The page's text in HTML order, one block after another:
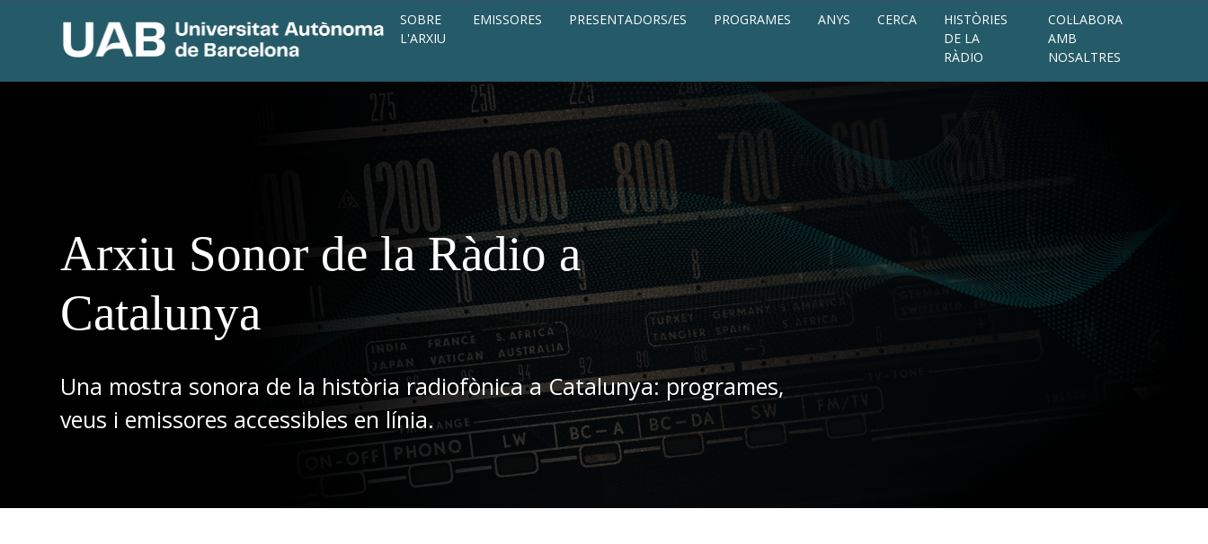
SOBRE
L'ARXIU
EMISSORES PRESENTADORS/ES PROGRAMES ANYS CERCA
HISTÒRIES
DE LA
RÀDIO
COL·LABORA
AMB
NOSALTRES
Arxiu Sonor de la Ràdio a
Catalunya
Una mostra sonora de la història radiofònica a Catalunya: programes,
veus i emissores accessibles en línia.